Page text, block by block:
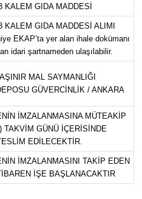
KALEM GIDA MADDESİ
KALEM GIDA MADDESİ ALIMI
EKAP’ta yer alan ihale dokümanı
idari şartnameden ulaşılabilir.
MAL SAYMANLIĞI
GÜVERCİNLİK / ANKARA
İMZALANMASINA MÜTEAKİP
TAKVİM GÜNÜ İÇERİSİNDE
EDİLECEKTİR.
İMZALANMASINI TAKİP EDEN
İŞE BAŞLANACAKTIR